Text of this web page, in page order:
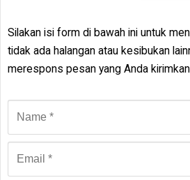
Silakan isi form di bawah ini untuk
tidak ada halangan atau kesibukan
merespons pesan yang Anda